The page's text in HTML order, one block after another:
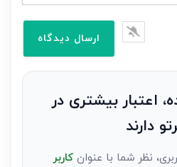
اعتبار بیشتری در
دارند
نظر شما با عنوانکاربر